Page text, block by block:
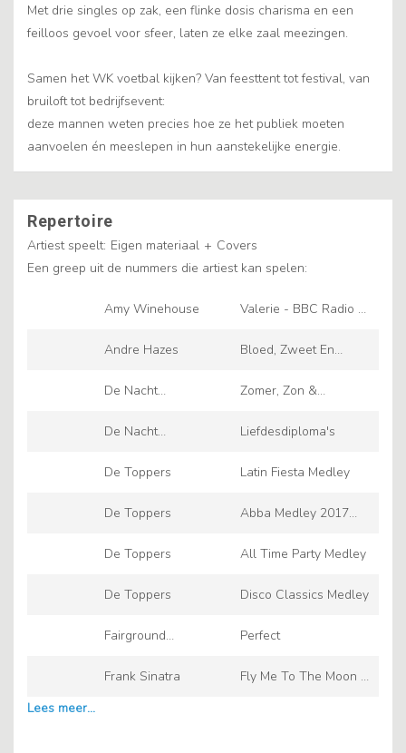
Met drie singles op zak, een flinke dosis charisma en een
feilloos gevoel voor sfeer, laten ze elke zaal meezingen.
Samen het WK voetbal kijken? Van feesttent tot festival, van
bruiloft tot bedrijfsevent:
deze mannen weten precies hoe ze het publiek moeten
aanvoelen én meeslepen in hun aanstekelijke energie.
Repertoire
Artiest speelt: Eigen materiaal + Covers
Een greep uit de nummers die artiest kan spelen:
Amy Winehouse
Valerie - BBC Radio 1
Andre Hazes
Bloed, Zweet En
De Nacht
Zomer, Zon &
De Nacht
Liefdesdiploma's
De Toppers Latin Fiesta Medley
De Toppers
Abba Medley 2017
De Toppers
All Time Party Medley
De Toppers Disco Classics Medley
Fairground
Perfect
Frank Sinatra
Fly Me To The Moon -